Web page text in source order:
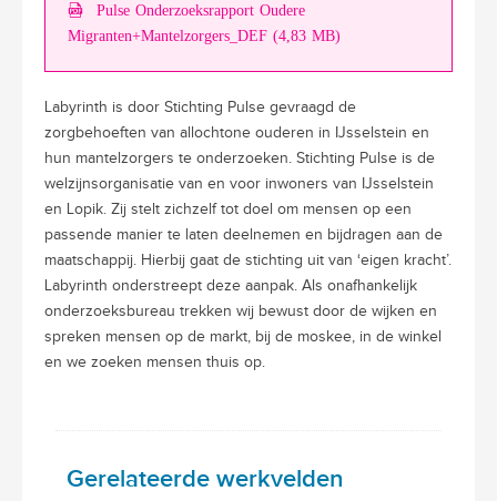
Pulse Onderzoeksrapport Oudere
Migranten+Mantelzorgers_DEF (4,83 MB)
Labyrinth is door Stichting Pulse gevraagd de
zorgbehoeften van allochtone ouderen in IJsselstein en
hun mantelzorgers te onderzoeken. Stichting Pulse is de
welzijnsorganisatie van en voor inwoners van IJsselstein
en Lopik. Zij stelt zichzelf tot doel om mensen op een
passende manier te laten deelnemen en bijdragen aan de
maatschappij. Hierbij gaat de stichting uit van ‘eigen kracht’.
Labyrinth onderstreept deze aanpak. Als onafhankelijk
onderzoeksbureau trekken wij bewust door de wijken en
spreken mensen op de markt, bij de moskee, in de winkel
en we zoeken mensen thuis op.
Gerelateerde werkvelden